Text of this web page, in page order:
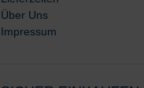
Über Uns
Impressum